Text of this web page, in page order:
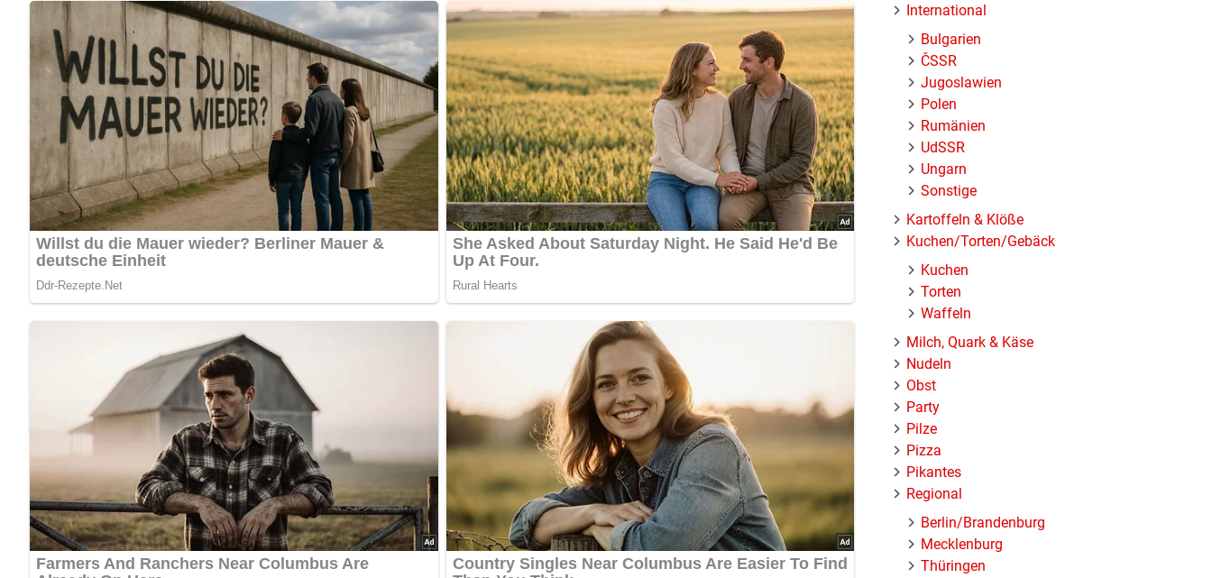
International
Bulgarien
ČSSR
Jugoslawien
Polen
Rumänien
UdSSR
Ungarn
Sonstige
Kartoffeln & Klöße
Kuchen/Torten/Gebäck
Kuchen
Torten
Waffeln
Milch, Quark & Käse
Nudeln
Obst
Party
Pilze
Pizza
Pikantes
Regional
Berlin/Brandenburg
Mecklenburg
Thüringen